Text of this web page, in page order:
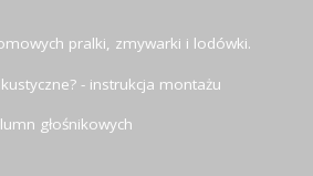
pralki, zmywarki i lodówki.
- instrukcja montażu
głośnikowych